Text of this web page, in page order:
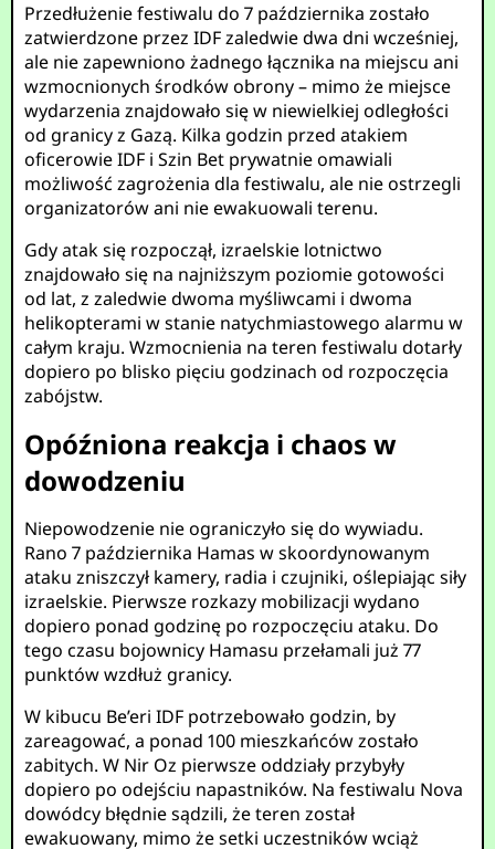
Przedłużenie festiwalu do 7 października zostało
zatwierdzone przez IDF zaledwie dwa dni wcześniej,
ale nie zapewniono żadnego łącznika na miejscu ani
wzmocnionych środków obrony – mimo że miejsce
wydarzenia znajdowało się w niewielkiej odległości
od granicy z Gazą. Kilka godzin przed atakiem
oficerowie IDF i Szin Bet prywatnie omawiali
możliwość zagrożenia dla festiwalu, ale nie ostrzegli
organizatorów ani nie ewakuowali terenu.
Gdy atak się rozpoczął, izraelskie lotnictwo
znajdowało się na najniższym poziomie gotowości
od lat, z zaledwie dwoma myśliwcami i dwoma
helikopterami w stanie natychmiastowego alarmu w
całym kraju. Wzmocnienia na teren festiwalu dotarły
dopiero po blisko pięciu godzinach od rozpoczęcia
zabójstw.
Opóźniona reakcja i chaos w
dowodzeniu
Niepowodzenie nie ograniczyło się do wywiadu.
Rano 7 października Hamas w skoordynowanym
ataku zniszczył kamery, radia i czujniki, oślepiając siły
izraelskie. Pierwsze rozkazy mobilizacji wydano
dopiero ponad godzinę po rozpoczęciu ataku. Do
tego czasu bojownicy Hamasu przełamali już 77
punktów wzdłuż granicy.
W kibucu Be’eri IDF potrzebowało godzin, by
zareagować, a ponad 100 mieszkańców zostało
zabitych. W Nir Oz pierwsze oddziały przybyły
dopiero po odejściu napastników. Na festiwalu Nova
dowódcy błędnie sądzili, że teren został
ewakuowany, mimo że setki uczestników wciąż